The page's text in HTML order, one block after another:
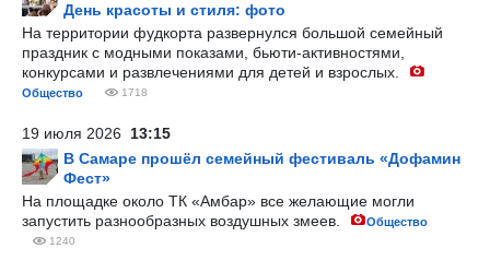
День красоты и стиля: фото
На территории фудкорта развернулся большой семейный
праздник с модными показами, бьюти-активностями,
конкурсами и развлечениями для детей и взрослых.
Общество 1718
19 июля 2026 13:15
В Самаре прошёл семейный фестиваль «Дофамин
Фест»
На площадке около ТК «Амбар» все желающие могли
запустить разнообразных воздушных змеев.
Общество
1240